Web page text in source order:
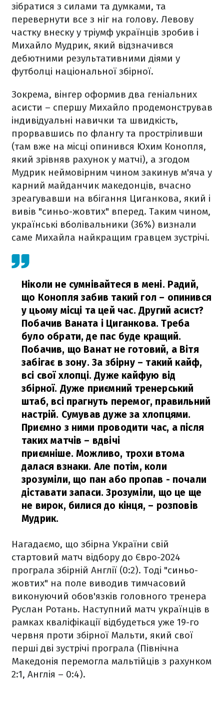
зібратися з силами та думками, та
перевернути все з ніг на голову. Левову
частку внеску у тріумф українців зробив і
Михайло Мудрик, який відзначився
дебютними результативними діями у
футболці національної збірної.
Зокрема, вінгер оформив два геніальних
асисти – спершу Михайло продемонстрував
індивідуальні навички та швидкість,
прорвавшись по флангу та простріливши
(там вже на місці опинився Юхим Конопля,
який зрівняв рахунок у матчі), а згодом
Мудрик неймовірним чином закинув м'яча у
карний майданчик македонців, вчасно
зреагувавши на вбігання Циганкова, який і
вивів "синьо-жовтих" вперед. Таким чином,
українські вболівальники (36%) визнали
саме Михайла найкращим гравцем зустрічі.
Ніколи не сумнівайтеся в мені. Радий,
що Конопля забив такий гол – опинився
у цьому місці та цей час. Другий асист?
Побачив Ваната і Циганкова. Треба
було обрати, де пас буде кращий.
Побачив, що Ванат не готовий, а Вітя
забігає в зону. За збірну – такий кайф,
всі свої хлопці. Дуже кайфую від
збірної. Дуже приємний тренерський
штаб, всі прагнуть перемог, правильний
настрій. Сумував дуже за хлопцями.
Приємно з ними проводити час, а після
таких матчів – вдвічі
приємніше. Можливо, трохи втома
далася взнаки. Але потім, коли
зрозуміли, що пан або пропав - почали
діставати запаси. Зрозуміли, що це ще
не вирок, билися до кінця, – розповів
Мудрик.
Нагадаємо, що збірна України свій
стартовий матч відбору до Євро-2024
програла збірній Англії (0:2). Тоді "синьо-
жовтих" на поле виводив тимчасовий
виконуючий обов'язків головного тренера
Руслан Ротань. Наступний матч українців в
рамках кваліфікації відбудеться уже 19-го
червня проти збірної Мальти, який свої
перші дві зустрічі програла (Північна
Македонія перемогла мальтійців з рахунком
2:1, Англія – 0:4).